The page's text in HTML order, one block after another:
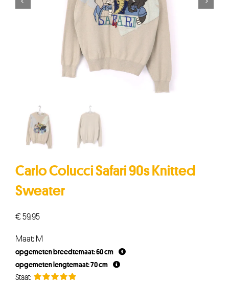
Carlo Colucci Safari 90s Knitted
Sweater
€59,95
Maat: M
opgemeten breedtemaat: 60 cm
opgemeten lengtemaat: 70 cm